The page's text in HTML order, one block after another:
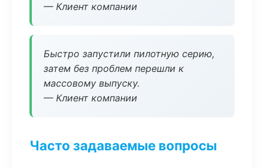
— Клиент компании
Быстро запустили пилотную серию,
затем без проблем перешли к
массовому выпуску.
— Клиент компании
Часто задаваемые вопросы